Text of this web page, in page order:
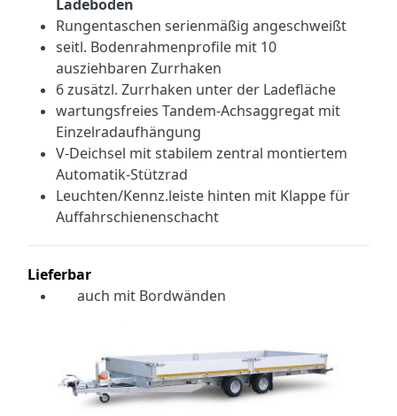
Ladeboden
Rungentaschen serienmäßig angeschweißt
seitl. Bodenrahmenprofile mit 10
ausziehbaren Zurrhaken
6 zusätzl. Zurrhaken unter der Ladefläche
wartungsfreies Tandem-Achsaggregat mit
Einzelradaufhängung
V-Deichsel mit stabilem zentral montiertem
Automatik-Stützrad
Leuchten/Kennz.leiste hinten mit Klappe für
Auffahrschienenschacht
Lieferbar
auch mit Bordwänden